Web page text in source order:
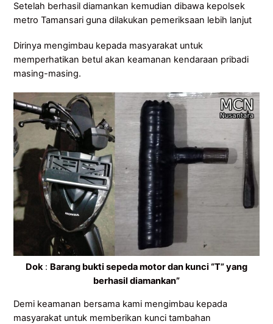
Setelah berhasil diamankan kemudian dibawa kepolsek
metro Tamansari guna dilakukan pemeriksaan lebih lanjut
Dirinya mengimbau kepada masyarakat untuk
memperhatikan betul akan keamanan kendaraan pribadi
masing-masing.
Dok: Barang bukti sepeda motor dan kunci “T” yang
berhasil diamankan”
Demi keamanan bersama kami mengimbau kepada
masyarakat untuk memberikan kunci tambahan